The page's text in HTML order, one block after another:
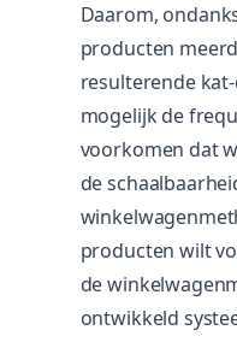
Daarom,
producten
resulterende
mogelijk de
voorkomen dat
de
producten wilt
de
ontwikkeld